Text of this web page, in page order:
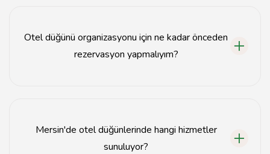
Otel düğünü organizasyonu için ne kadar önceden
rezervasyon yapmalıyım?
Mersin'de otel düğünlerinde hangi hizmetler
sunuluyor?